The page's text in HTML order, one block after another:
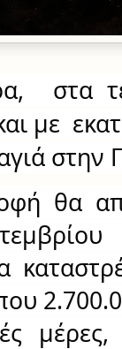
στα
με
στην
θα